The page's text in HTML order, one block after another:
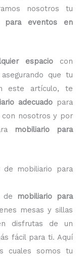
nosotros tu
para eventos en
espaciocon
que tu
este artículo, te
adecuadopara
con nosotros y por
mobiliario para
de mobiliario para
de
mobiliario para
mesas y sillas
disfrutas de un
fácil para ti. Aquí
cuales somos tu